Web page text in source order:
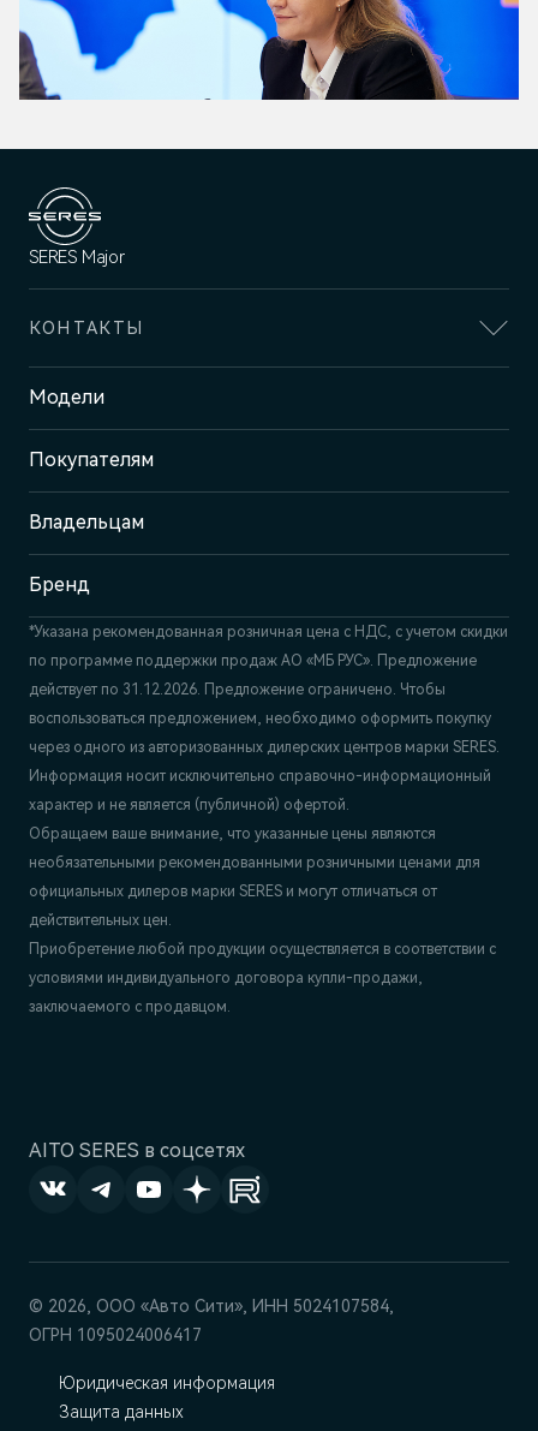
AITO SERES в соцсетях
SERES Major
КОНТАКТЫ
Адрес
Москва, ул. Маршала Прошлякова,
д. 13
Отдел продаж и сервиса
+7 (495) 445-61-10
Модели
Покупателям
Владельцам
Бренд
*Указана рекомендованная розничная цена c НДС, с учетом скидки
по программе поддержки продаж АО «МБ РУС». Предложение
действует по 31.12.2026. Предложение ограничено. Чтобы
воспользоваться предложением, необходимо оформить покупку
через одного из авторизованных дилерских центров марки SERES.
Информация носит исключительно справочно-информационный
характер и не является (публичной) офертой.
Обращаем ваше внимание, что указанные цены являются
необязательными рекомендованными розничными ценами для
официальных дилеров марки SERES и могут отличаться от
действительных цен.
Приобретение любой продукции осуществляется в соответствии с
условиями индивидуального договора купли-продажи,
заключаемого с продавцом.
© 2026, ООО «‎Авто Сити», ИНН 5024107584,
ОГРН 1095024006417
Юридическая информация
Защита данных